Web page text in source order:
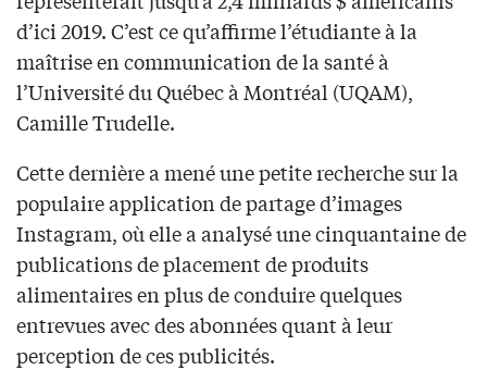
d’ici 2019. C’est ce qu’affirme l’étudiante à la
maîtrise en communication de la santé à
l’Université du Québec à Montréal (UQAM),
Camille Trudelle.
Cette dernière a mené une petite recherche sur la
populaire application de partage d’images
Instagram, où elle a analysé une cinquantaine de
publications de placement de produits
alimentaires en plus de conduire quelques
entrevues avec des abonnées quant à leur
perception de ces publicités.